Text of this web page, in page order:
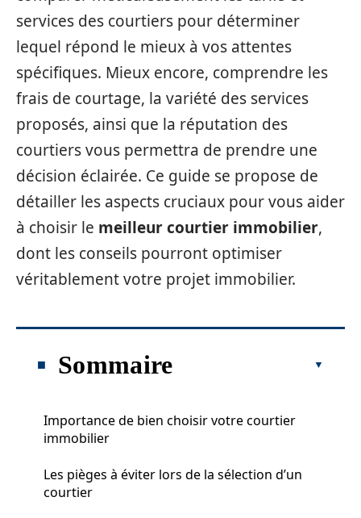
services des courtiers pour déterminer
lequel répond le mieux à vos attentes
spécifiques. Mieux encore, comprendre les
frais de courtage, la variété des services
proposés, ainsi que la réputation des
courtiers vous permettra de prendre une
décision éclairée. Ce guide se propose de
détailler les aspects cruciaux pour vous aider
à choisir le meilleur courtier immobilier,
dont les conseils pourront optimiser
véritablement votre projet immobilier.
Sommaire
Importance de bien choisir votre courtier
immobilier
Les pièges à éviter lors de la sélection d’un
courtier